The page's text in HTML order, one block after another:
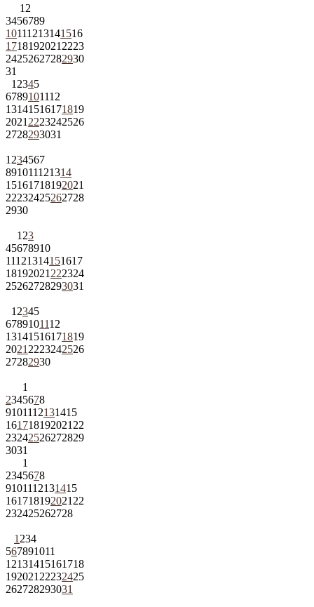
1 2
3456789
10111213141516
1718192021 2223
24252627282930
31
1 2345
6789101112
13141516171819
2021 2223242526
2728293031
1 234567
891011121314
15161718192021
22232425262728
2930
1 23
45678910
11121314151617
18192021 222324
25262728293031
1 2345
6789101112
13141516171819
2021 2223242526
27282930
1
2345678
9101112131415
161718192021 22
23242526272829
3031
1
2345678
9101112131415
161718192021 22
232425262728
1 234
567891011
12131415161718
192021 22232425
262728293031